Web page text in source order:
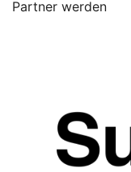
Partner werden